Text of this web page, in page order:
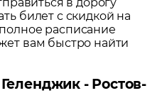
билет с скидкой на
расписание
вам быстро найти
- Ростов-